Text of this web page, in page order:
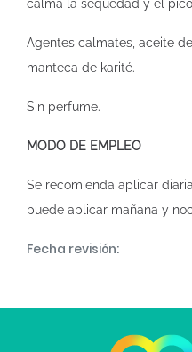
calma la sequedad y el
Agentes calmates, aceite
manteca de karité.
Sin perfume.
MODO DE EMPLEO
Se recomienda aplicar
puede aplicar mañana y
Fecha revisión: